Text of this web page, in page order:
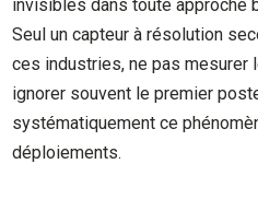
invisibles dans toute approche
Seul un capteur à résolution
ces industries, ne pas mesurer
ignorer souvent le premier
systématiquement ce
déploiements.